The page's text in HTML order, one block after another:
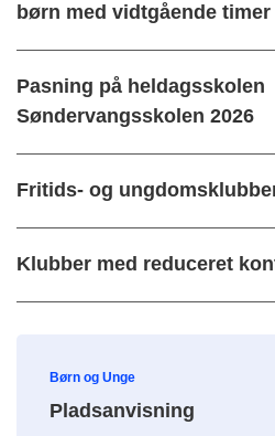
børn med vidtgående timer
Pasning på heldagsskolen
Søndervangsskolen 2026
Fritids- og
Klubber med reduceret
Børn og Unge
Pladsanvisning